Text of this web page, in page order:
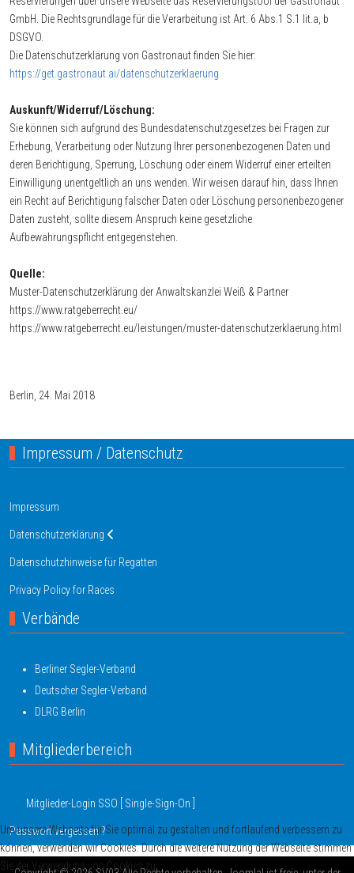
GmbH. Die Rechtsgrundlage für die Verarbeitung ist Art. 6 Abs.1 S.1 lit.a, b
DSGVO.
Die Datenschutzerklärung von Gastronaut finden Sie hier:
https://get.gastronaut.ai/datenschutzerklaerung
Auskunft/Widerruf/Löschung:
Sie können sich aufgrund des Bundesdatenschutzgesetzes bei Fragen zur
Erhebung, Verarbeitung oder Nutzung Ihrer personenbezogenen Daten und
deren Berichtigung, Sperrung, Löschung oder einem Widerruf einer erteilten
Einwilligung unentgeltlich an uns wenden. Wir weisen darauf hin, dass Ihnen
ein Recht auf Berichtigung falscher Daten oder Löschung personenbezogener
Daten zusteht, sollte diesem Anspruch keine gesetzliche
Aufbewahrungspflicht entgegenstehen.
Quelle:
Muster-Datenschutzerklärung der Anwaltskanzlei Weiß & Partner
https://www.ratgeberrecht.eu/
https://www.ratgeberrecht.eu/leistungen/muster-datenschutzerklaerung.html
Berlin, 24. Mai 2018
Impressum / Datenschutz
Impressum
Datenschutzerklärung
Datenschutzhinweise für Regatten
Privacy Policy for Races
Verbände
Berliner Segler-Verband
Deutscher Segler-Verband
DLRG Berlin
Mitgliederbereich
Mitglieder-Login SSO [ Single-Sign-On ]
Passwort vergessen ?
Um unsere Webseite für Sie optimal zu gestalten und fortlaufend verbessern zu
können, verwenden wir Cookies. Durch die weitere Nutzung der Webseite stimmen
Sie der Verwendung von Cookies zu.